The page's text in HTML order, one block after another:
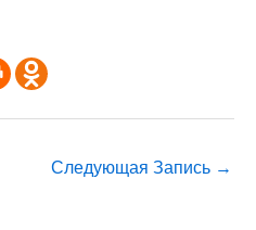
Следующая Запись →